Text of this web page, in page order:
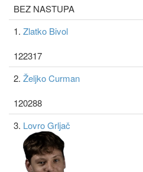
BEZ NASTUPA
1. Zlatko Bivol
122317
2. Željko Curman
120288
3. Lovro Grljač